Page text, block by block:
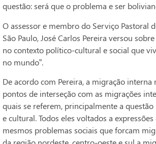
questão: será que o problema e ser
O assessor e membro do Serviço Pastoral
São Paulo, José Carlos Pereira versou
no contexto político-cultural e social que
no mundo”.
De acordo com Pereira, a migração interna
pontos de interseção com as migrações
quais se referem, principalmente a
e cultural. Todos eles voltados a
mesmos problemas sociais que forcam